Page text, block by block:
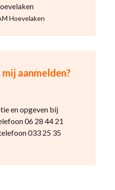
Hoevelaken
aanmelden?
en opgeven bij
06 28 44 21
033 25 35